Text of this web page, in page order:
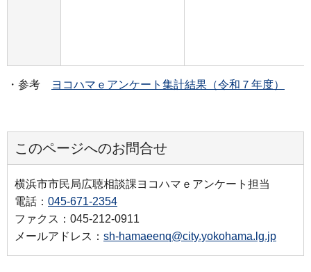
・参考 ヨコハマｅアンケート集計結果（令和７年度）
このページへのお問合せ
横浜市市民局広聴相談課ヨコハマｅアンケート担当
電話： 045-671-2354
ファクス：045-212-0911
メールアドレス： sh-hamaeenq@city.yokohama.lg.jp